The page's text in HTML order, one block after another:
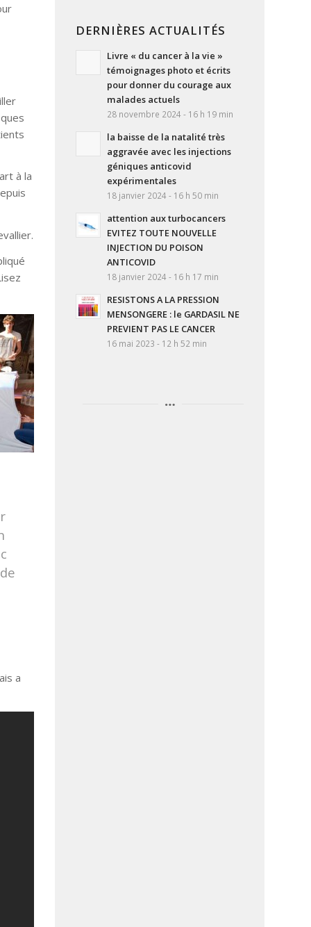
à la
a
DERNIÈRES ACTUALITÉS
Livre « du cancer à la vie »
témoignages photo et écrits
pour donner du courage aux
malades actuels
28 novembre 2024 - 16 h 19 min
la baisse de la natalité très
aggravée avec les injections
géniques anticovid
expérimentales
18 janvier 2024 - 16 h 50 min
attention aux turbocancers
EVITEZ TOUTE NOUVELLE
INJECTION DU POISON
ANTICOVID
18 janvier 2024 - 16 h 17 min
RESISTONS A LA PRESSION
MENSONGERE : le GARDASIL NE
PREVIENT PAS LE CANCER
16 mai 2023 - 12 h 52 min